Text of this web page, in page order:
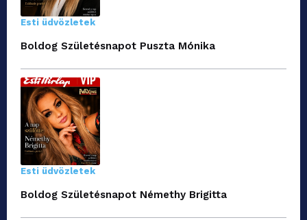
Esti üdvözletek
Boldog Születésnapot Puszta Mónika
Esti üdvözletek
Boldog Születésnapot Némethy Brigitta